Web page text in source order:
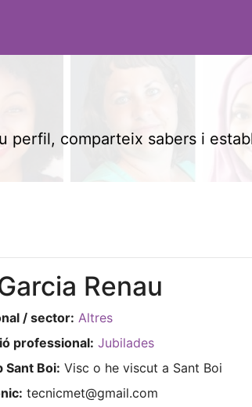
perfil, comparteix sabers i
Renau
/ sector: Altres
professional: Jubilades
Sant Boi: Visc o he viscut a Sant Boi
tecnicmet@gmail.com